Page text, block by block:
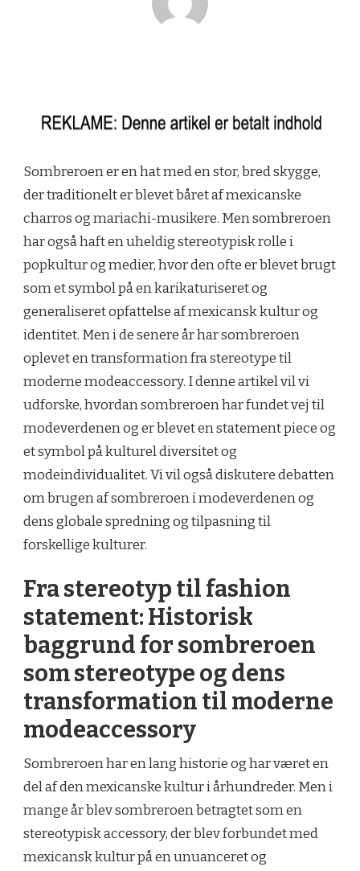
Sombreroen er en hat med en stor, bred skygge,
der traditionelt er blevet båret af mexicanske
charros og mariachi-musikere. Men sombreroen
har også haft en uheldig stereotypisk rolle i
popkultur og medier, hvor den ofte er blevet brugt
som et symbol på en karikaturiseret og
generaliseret opfattelse af mexicansk kultur og
identitet. Men i de senere år har sombreroen
oplevet en transformation fra stereotype til
moderne modeaccessory. I denne artikel vil vi
udforske, hvordan sombreroen har fundet vej til
modeverdenen og er blevet en statement piece og
et symbol på kulturel diversitet og
modeindividualitet. Vi vil også diskutere debatten
om brugen af sombreroen i modeverdenen og
dens globale spredning og tilpasning til
forskellige kulturer.
Fra stereotyp til fashion
statement: Historisk
baggrund for sombreroen
som stereotype og dens
transformation til moderne
modeaccessory
Sombreroen har en lang historie og har været en
del af den mexicanske kultur i århundreder. Men i
mange år blev sombreroen betragtet som en
stereotypisk accessory, der blev forbundet med
mexicansk kultur på en unuanceret og